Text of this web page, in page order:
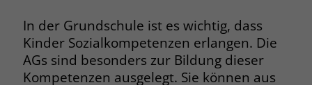
In der Grundschule ist es wichtig, dass
Kinder Sozialkompetenzen erlangen. Die
AGs sind besonders zur Bildung dieser
Kompetenzen ausgelegt. Sie können aus